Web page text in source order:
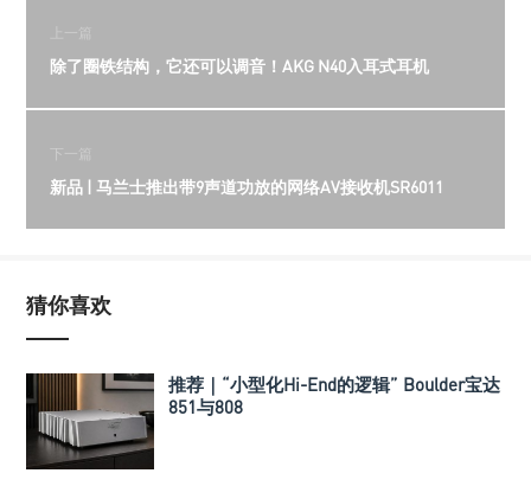
上一篇
除了圈铁结构，它还可以调音！AKG N40入耳式耳机
下一篇
新品 | 马兰士推出带9声道功放的网络AV接收机SR6011
猜你喜欢
推荐｜“小型化Hi-End的逻辑” Boulder宝达
851与808